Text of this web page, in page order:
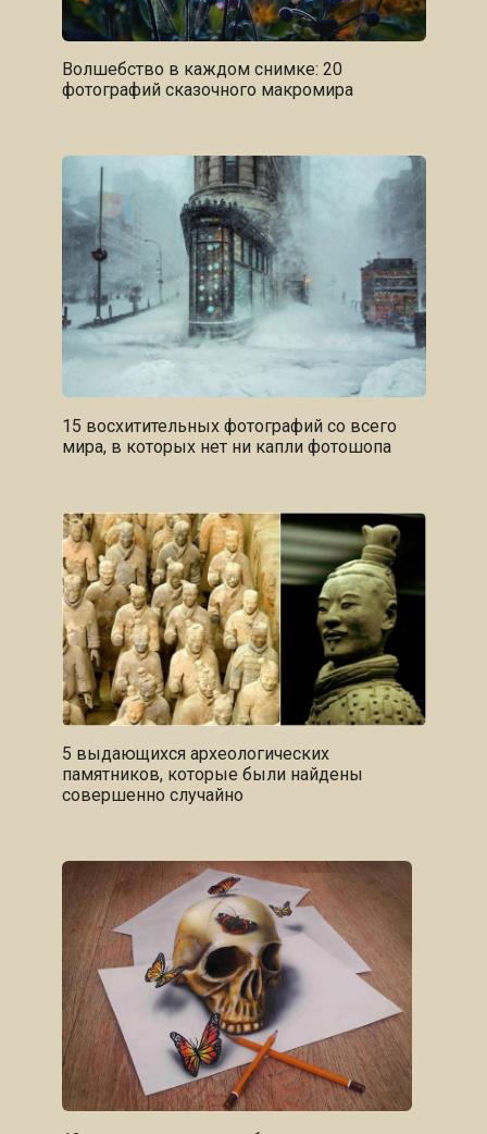
Волшебство в каждом снимке: 20
фотографий сказочного макромира
15 восхитительных фотографий со всего
мира, в которых нет ни капли фотошопа
5 выдающихся археологических
памятников, которые были найдены
совершенно случайно